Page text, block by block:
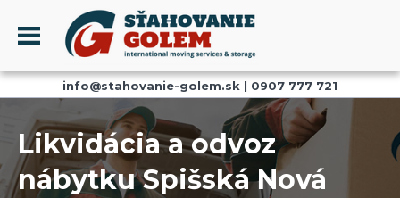
Menu
PROFIL
SŤAHOVANIE - SŤAHOVACIE SLUŽBY
DOPRAVA - DOPRAVNÉ SLUŽBY
AKCIE A ZĽAVY
info@stahovanie-golem.sk | 0907 777 721
Likvidácia a odvoz
nábytku Spišská Nová